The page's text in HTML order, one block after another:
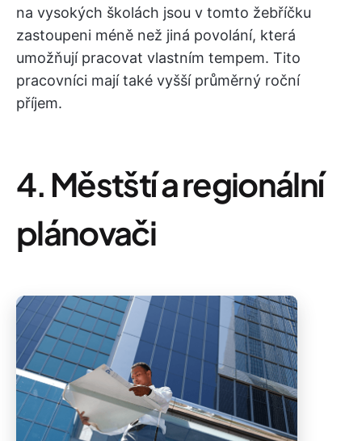
na vysokých školách jsou v tomto žebříčku
zastoupeni méně než jiná povolání, která
umožňují pracovat vlastním tempem. Tito
pracovníci mají také vyšší průměrný roční
příjem.
4. Městští a regionální
plánovači